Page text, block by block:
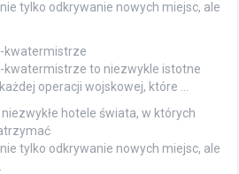
tylko odkrywanie nowych miejsc, ale
kwatermistrze
kwatermistrze to niezwykle istotne
operacji wojskowej, które …
hotele świata, w których
tylko odkrywanie nowych miejsc, ale